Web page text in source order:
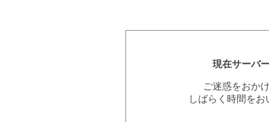
現在サーバ
ご迷惑をおか
しばらく時間を